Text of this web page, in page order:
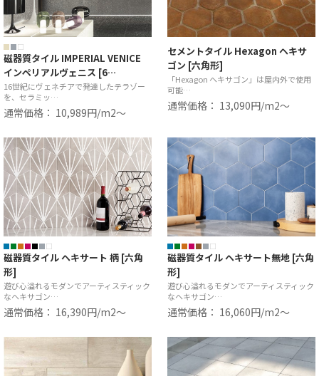
磁器質タイル IMPERIAL VENICE
インペリアルヴェニス [6…
16世紀にヴェネチアで発達したテラゾー
を、セラミッ…
通常価格： 10,989円/m2〜
セメントタイル Hexagon ヘキサ
ゴン [六角形]
「Hexagon ヘキサゴン」は屋内外で使用
可能…
通常価格： 13,090円/m2〜
磁器質タイル ヘキサート 柄 [六角
形]
遊び心溢れるモダンでアーティスティック
なヘキサゴン…
通常価格： 16,390円/m2〜
磁器質タイル ヘキサート無地 [六角
形]
遊び心溢れるモダンでアーティスティック
なヘキサゴン…
通常価格： 16,060円/m2〜